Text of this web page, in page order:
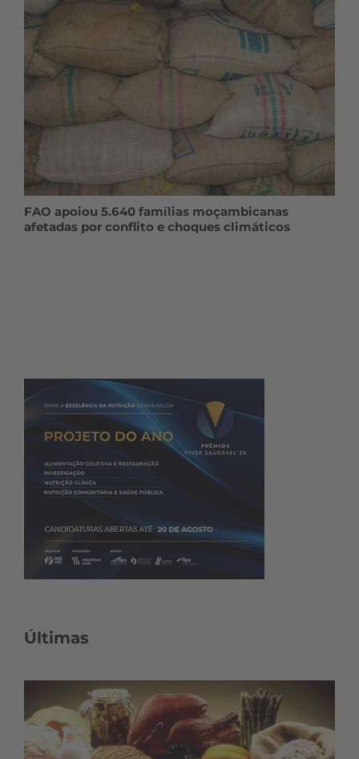
FAO apoiou 5.640 famílias moçambicanas
afetadas por conflito e choques climáticos
Últimas